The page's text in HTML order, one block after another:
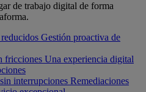
de trabajo digital de forma
Gestión proactiva de
fricciones Una experiencia digital
interrupciones Remediaciones